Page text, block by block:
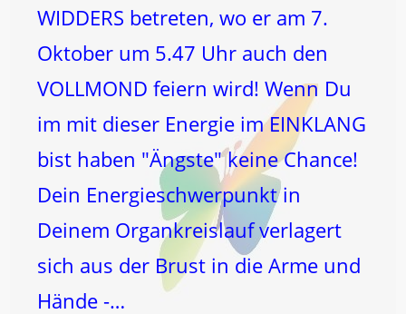
WIDDERS betreten, wo er am 7.
Oktober um 5.47 Uhr auch den
VOLLMOND feiern wird! Wenn Du
im mit dieser Energie im EINKLANG
bist haben "Ängste" keine Chance!
Dein Energieschwerpunkt in
Deinem Organkreislauf verlagert
sich aus der Brust in die Arme und
Hände -…